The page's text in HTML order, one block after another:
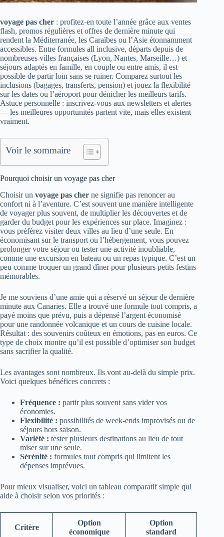
voyage pas cher : profitez-en toute l’année grâce aux ventes
flash, promos régulières et offres de dernière minute qui
rendent la Méditerranée, les Caraïbes ou l’Asie étonnamment
accessibles. Entre formules all inclusive, départs depuis de
nombreuses villes françaises (Lyon, Nantes, Marseille…) et
séjours adaptés en famille, en couple ou entre amis, il est
possible de partir loin sans se ruiner. Comparez surtout les
inclusions (bagages, transferts, pension) et jouez la flexibilité
sur les dates ou l’aéroport pour dénicher les meilleurs tarifs.
Astuce personnelle : inscrivez‑vous aux newsletters et alertes
— les meilleures opportunités partent vite, mais elles existent
vraiment.
Voir le sommaire
Pourquoi choisir un voyage pas cher
Choisir un voyage pas cher ne signifie pas renoncer au
confort ni à l’aventure. C’est souvent une manière intelligente
de voyager plus souvent, de multiplier les découvertes et de
garder du budget pour les expériences sur place. Imaginez :
vous préférez visiter deux villes au lieu d’une seule. En
économisant sur le transport ou l’hébergement, vous pouvez
prolonger votre séjour ou tester une activité inoubliable,
comme une excursion en bateau ou un repas typique. C’est un
peu comme troquer un grand dîner pour plusieurs petits festins
mémorables.
Je me souviens d’une amie qui a réservé un séjour de dernière
minute aux Canaries. Elle a trouvé une formule tout compris, a
payé moins que prévu, puis a dépensé l’argent économisé
pour une randonnée volcanique et un cours de cuisine locale.
Résultat : des souvenirs coûteux en émotions, pas en euros. Ce
type de choix montre qu’il est possible d’optimiser son budget
sans sacrifier la qualité.
Les avantages sont nombreux. Ils vont au-delà du simple prix.
Voici quelques bénéfices concrets :
Fréquence : partir plus souvent sans vider vos
économies.
Flexibilité : possibilités de week-ends improvisés ou de
séjours hors saison.
Variété : tester plusieurs destinations au lieu de tout
miser sur une seule.
Sérénité : formules tout compris qui limitent les
dépenses imprévues.
Pour mieux visualiser, voici un tableau comparatif simple qui
aide à choisir selon vos priorités :
Critère
Option
économique
Option
standard